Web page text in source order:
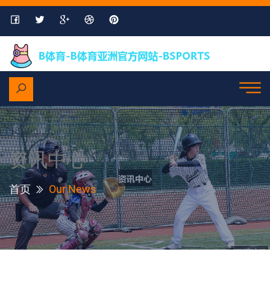
资讯中心
首页 Our News